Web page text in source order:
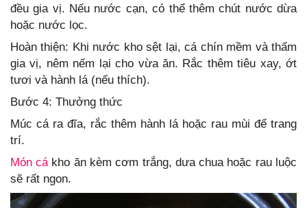
đều gia vị. Nếu nước cạn, có thể thêm chút nước dừa
hoặc nước lọc.
Hoàn thiện: Khi nước kho sệt lại, cá chín mềm và thấm
gia vị, nêm nếm lại cho vừa ăn. Rắc thêm tiêu xay, ớt
tươi và hành lá (nếu thích).
Bước 4: Thưởng thức
Múc cá ra đĩa, rắc thêm hành lá hoặc rau mùi để trang
trí.
Món cákho ăn kèm cơm trắng, dưa chua hoặc rau luộc
sẽ rất ngon.